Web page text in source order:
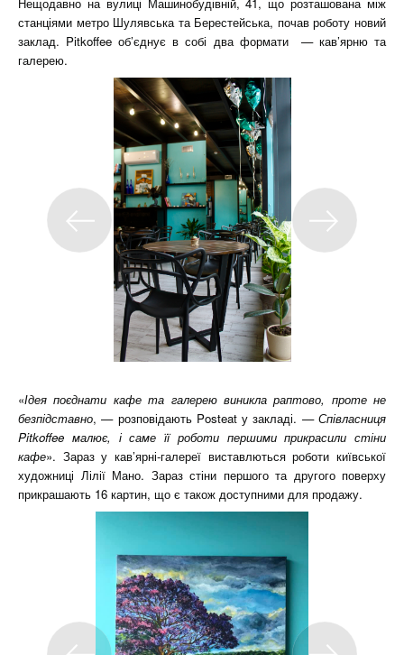
станціями метро Шулявська та Берестейська, почав роботу новий
заклад. Pitkoffee об’єднує в собі два формати — кав’ярню та
галерею.
«Ідея поєднати кафе та галерею виникла раптово, проте не
безпідставно, — розповідають Posteat у закладі. — Співласниця
Pitkoffee малює, і саме її роботи першими прикрасили стіни
кафе». Зараз у кав’ярні-галереї виставлються роботи київської
художниці Лілії Мано. Зараз стіни першого та другого поверху
прикрашають 16 картин, що є також доступними для продажу.